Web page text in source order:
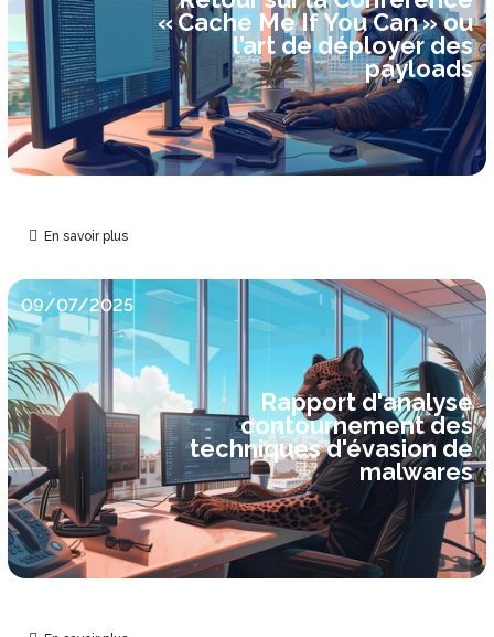
« Cache Me If You Can » ou
l’art de déployer des
payloads
En savoir plus
09/07/2025
Rapport d'analyse
contournement des
techniques d'évasion de
malwares